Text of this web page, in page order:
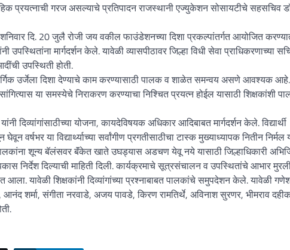
प्रयत्नाची गरज असल्याचे प्रतिपादन राजस्थानी एज्युकेशन सोसायटीचे सहसचिव
दि. 20 जुलै रोजी जय वकील फाउंडेशनच्या दिशा प्रकल्पांतर्गत आयोजित
मार्गदर्शन केले. यावेळी व्यासपीठावर जिल्हा विधी सेवा प्राधिकरणाच्या
उपस्थिती होती.
उर्जेला दिशा देण्याचे काम करण्यासाठी पालक व शाळेत समन्वय असणे आवश्यक आहे.
या समस्येचे निराकरण करण्याचा निश्चित प्रयत्न होईल यासाठी शिक्षकांशी
दिव्यांगांसाठीच्या योजना, कायदेविषयक अधिकार आदिबाबत मार्गदर्शन केले. विद्यार्थी
वर्षभर या विद्यार्थ्याच्या सर्वांगीण प्रगतीसाठीचा टास्क मुख्याध्यापक नितीन निर्मल
पालकांना शून्य बॅलंसवर बॅंकेत खाते उघड्यास अडचण येवू नये यासाठी जिल्हाधिकारी
निर्देश दिल्याची माहिती दिली. कार्यक्रमाचे सूत्रसंचालन व उपस्थितांचे आभार
यावेळी शिक्षकांनी दिव्यांगांच्या प्रश्नाबाबत पालकांचे समुपदेशन केले. यावेळी
शर्मा, संगीता नरवाडे, अजय पावडे, किरण रामतिर्थे, अविनाश सुरणर, भीमराव